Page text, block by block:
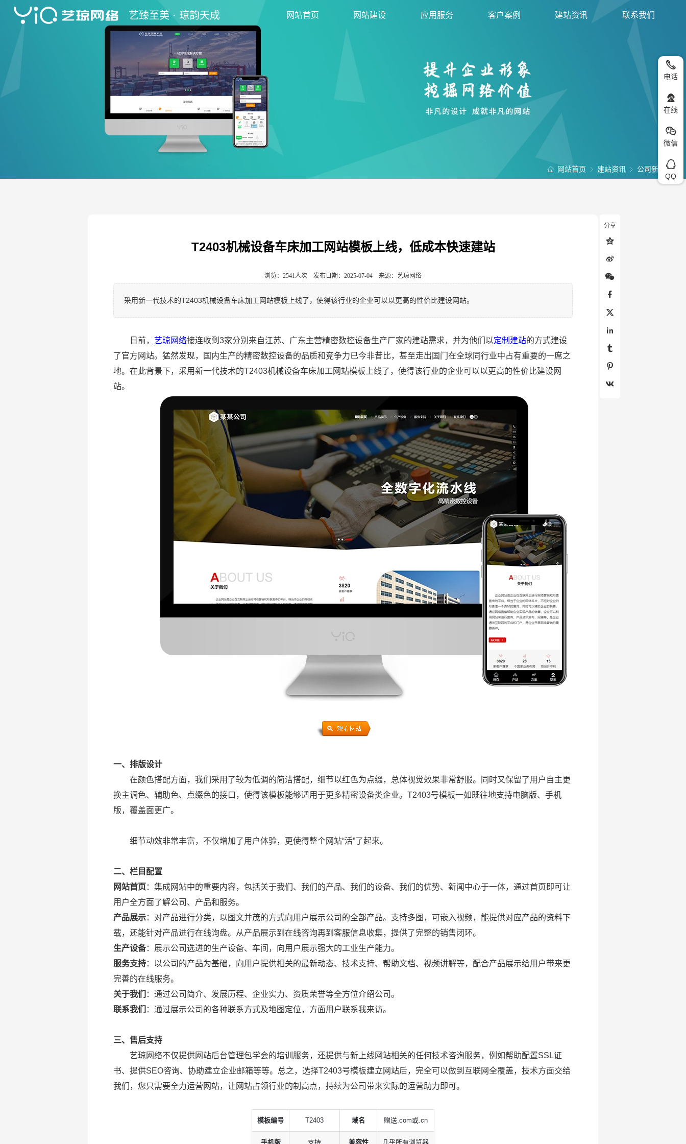
艺臻至美 · 琼韵天成 网站首页 网站建设 应用服务 客户案例 建站资讯 联系我们
网站首页 建站资讯 公司新闻
T2403机械设备车床加工网站模板上线，低成本快速建站
浏览：2541人次 发布日期：2025-07-04 来源：艺琼网络
采用新一代技术的T2403机械设备车床加工网站模板上线了，使得该行业的企业可以以更高的性价比建设网站。
日前， 艺琼网络接连收到3家分别来自江苏、广东主营精密数控设备生产厂家的建站需求，并为他们以定制建站的方式建设
了官方网站。猛然发现，国内生产的精密数控设备的品质和竞争力已今非昔比，甚至走出国门在全球同行业中占有重要的一席之
地。在此背景下，采用新一代技术的T2403机械设备车床加工网站模板上线了，使得该行业的企业可以以更高的性价比建设网
站。
一、排版设计
在颜色搭配方面，我们采用了较为低调的简洁搭配，细节以红色为点缀，总体视觉效果非常舒服。同时又保留了用户自主更
换主调色、辅助色、点缀色的接口，使得该模板能够适用于更多精密设备类企业。T2403号模板一如既往地支持电脑版、手机
版，覆盖面更广。
细节动效非常丰富，不仅增加了用户体验，更使得整个网站“活”了起来。
二、栏目配置
网站首页 ：集成网站中的重要内容，包括关于我们、我们的产品、我们的设备、我们的优势、新闻中心于一体，通过首页即可让
用户全方面了解公司、产品和服务。
产品展示：对产品进行分类，以图文并茂的方式向用户展示公司的全部产品。支持多图，可嵌入视频，能提供对应产品的资料下
载，还能针对产品进行在线询盘。从产品展示到在线咨询再到客服信息收集，提供了完整的销售闭环。
生产设备：展示公司选进的生产设备、车间，向用户展示强大的工业生产能力。
服务支持：以公司的产品为基础，向用户提供相关的最新动态、技术支持、帮助文档、视频讲解等，配合产品展示给用户带来更
完善的在线服务。
关于我们 ：通过公司简介、发展历程、企业实力、资质荣誉等全方位介绍公司。
联系我们 ：通过展示公司的各种联系方式及地图定位，方面用户联系我来访。
三、售后支持
艺琼网络不仅提供网站后台管理包学会的培训服务，还提供与新上线网站相关的任何技术咨询服务，例如帮助配置SSL证
书、提供SEO咨询、协助建立企业邮箱等等。总之，选择T2403号模板建立网站后，完全可以做到互联网全覆盖，技术方面交给
我们，您只需要全力运营网站，让网站占领行业的制高点，持续为公司带来实际的运营助力即可。
模板编号 T2403 域名 赠送.com或.cn
手机版 支持 兼容性 几乎所有浏览器
分享
电话
在线
微信
QQ